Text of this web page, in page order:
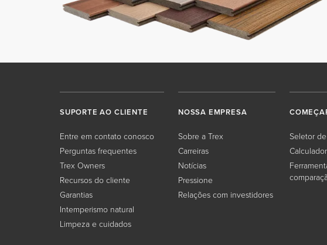
SUPORTE AO CLIENTE
Entre em contato conosco
Perguntas frequentes
Trex Owners
Recursos do cliente
Garantias
Intemperismo natural
Limpeza e cuidados
NOSSA EMPRESA
Sobre a Trex
Carreiras
Notícias
Pressione
Relações com investidores
Seletor